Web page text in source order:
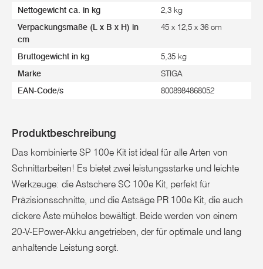
Nettogewicht ca. in kg 2,3 kg
Verpackungsmaße (L x B x H) in
cm
45 x 12,5 x 36 cm
Bruttogewicht in kg 5,35 kg
Marke STIGA
EAN-Code/s 8008984868052
Produktbeschreibung
Das kombinierte SP 100e Kit ist ideal für alle Arten von
Schnittarbeiten! Es bietet zwei leistungsstarke und leichte
Werkzeuge: die Astschere SC 100e Kit, perfekt für
Präzisionsschnitte, und die Astsäge PR 100e Kit, die auch
dickere Äste mühelos bewältigt. Beide werden von einem
20-V-EPower-Akku angetrieben, der für optimale und lang
anhaltende Leistung sorgt.